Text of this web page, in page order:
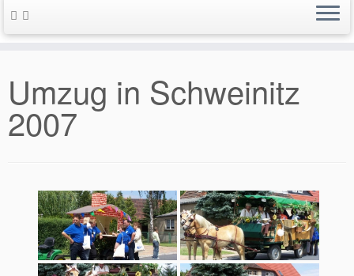
Umzug in Schweinitz
2007